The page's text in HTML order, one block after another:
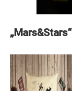
„Mars&Stars“